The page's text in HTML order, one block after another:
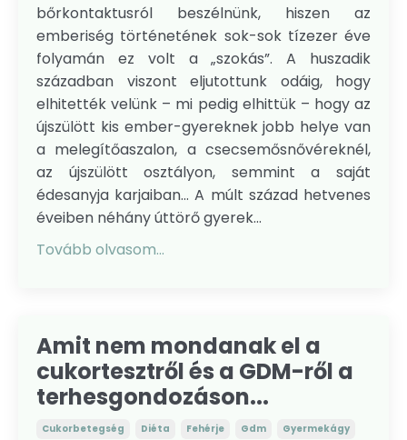
bőrkontaktusról beszélnünk, hiszen az
emberiség történetének sok-sok tízezer éve
folyamán ez volt a „szokás”. A huszadik
században viszont eljutottunk odáig, hogy
elhitették velünk – mi pedig elhittük – hogy az
újszülött kis ember-gyereknek jobb helye van
a melegítőaszalon, a csecsemősnővéreknél,
az újszülött osztályon, semmint a saját
édesanyja karjaiban... A múlt század hetvenes
éveiben néhány úttörő gyerek...
Tovább olvasom...
Amit nem mondanak el a
cukortesztről és a GDM-ről a
terhesgondozáson...
Cukorbetegség Diéta Fehérje Gdm
Gyermekágy